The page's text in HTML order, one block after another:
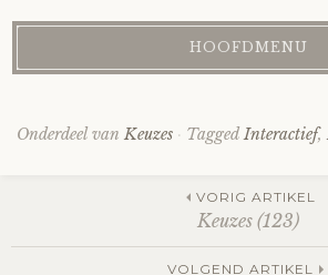
Onderdeel van Keuzes Tagged Interactief,
VORIG ARTIKEL
Keuzes (123)
VOLGEND ARTIKEL